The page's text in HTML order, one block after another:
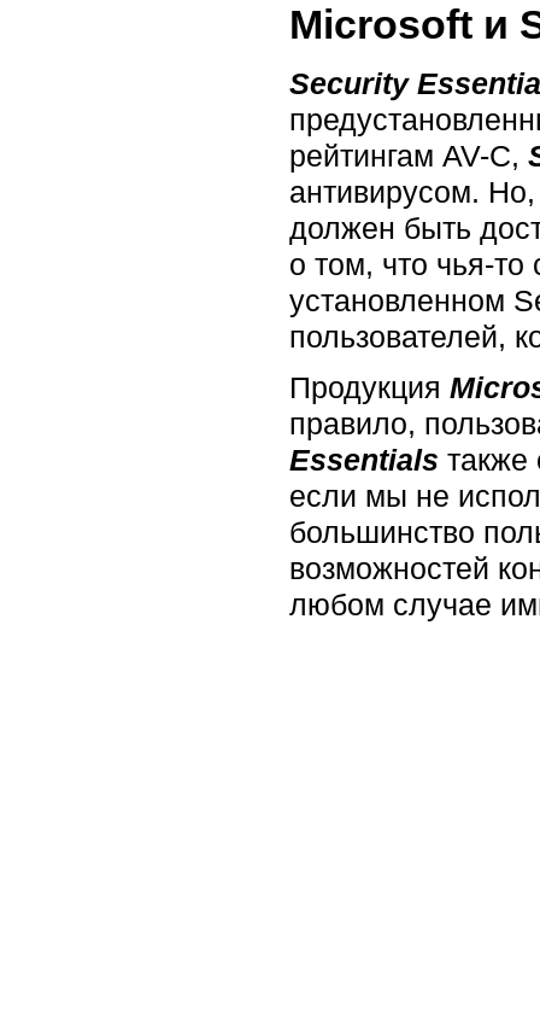
Microsoft и
Security
рейтингам AV-C,
антивирусом.
должен быть
о том, что чья-то
установленном
пользователей,
Продукция
правило,
Essentials также
если мы не
большинство
возможностей
любом случае